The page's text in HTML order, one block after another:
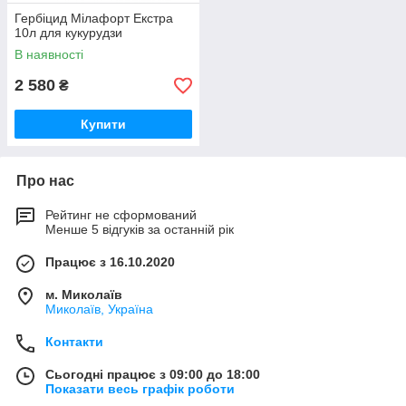
Гербіцид Мілафорт Екстра
10л для кукурудзи
В наявності
2 580 ₴
Купити
Про нас
Рейтинг не сформований
Менше 5 відгуків за останній рік
Працює з 16.10.2020
м. Миколаїв
Миколаїв, Україна
Контакти
Сьогодні працює з 09:00 до 18:00
Показати весь графік роботи